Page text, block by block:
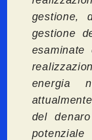
gestione,
gestione
esaminate
energia
del